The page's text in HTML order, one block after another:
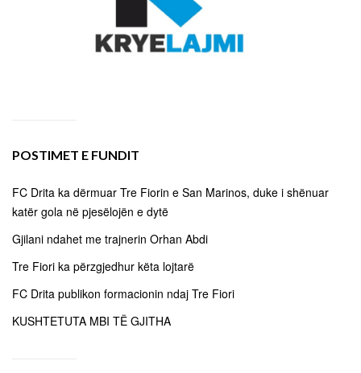
POSTIMET E FUNDIT
FC Drita ka dërmuar Tre Fiorin e San Marinos, duke i shënuar
katër gola në pjesëlojën e dytë
Gjilani ndahet me trajnerin Orhan Abdi
Tre Fiori ka përzgjedhur këta lojtarë
FC Drita publikon formacionin ndaj Tre Fiori
KUSHTETUTA MBI TË GJITHA